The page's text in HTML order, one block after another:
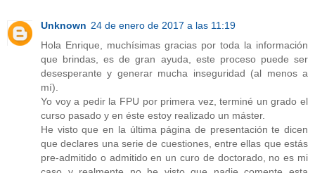
Unknown 24 de enero de 2017 a las 11:19
Hola Enrique, muchísimas gracias por toda la información
que brindas, es de gran ayuda, este proceso puede ser
desesperante y generar mucha inseguridad (al menos a
mí).
Yo voy a pedir la FPU por primera vez, terminé un grado el
curso pasado y en éste estoy realizado un máster.
He visto que en la última página de presentación te dicen
que declares una serie de cuestiones, entre ellas que estás
pre-admitido o admitido en un curo de doctorado, no es mi